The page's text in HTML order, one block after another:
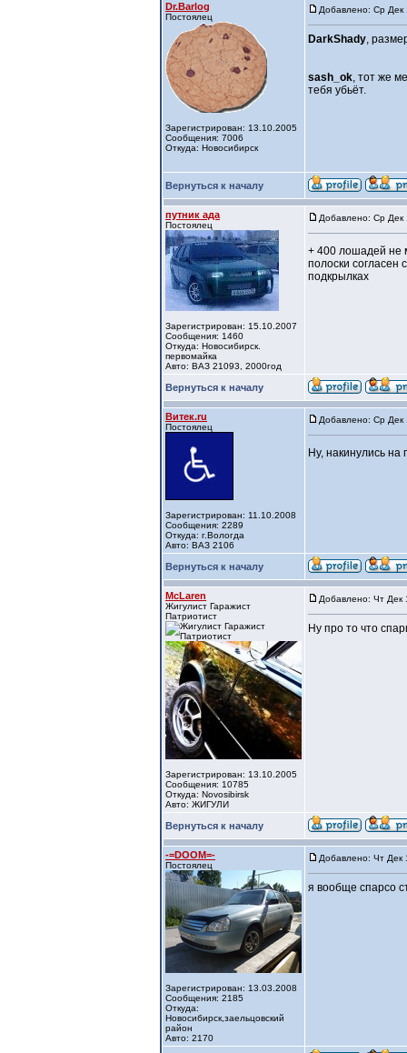
Dr.Barlog
Постоялец
Зарегистрирован: 13.10.2005
Сообщения: 7006
Откуда: Новосибирск
Добавлено: Ср Дек
DarkShady,
sash_ok, тот же
тебя убьёт.
Вернуться к началу
путник ада
Постоялец
Зарегистрирован: 15.10.2007
Сообщения: 1460
Откуда: Новосибирск.
первомайка
Авто: ВАЗ 21093, 2000год
Добавлено: Ср Дек
+ 400 лошадей
полоски согласен
подкрылках
Вернуться к началу
Витек.ru
Постоялец
Зарегистрирован: 11.10.2008
Сообщения: 2289
Откуда: г.Вологда
Авто: ВАЗ 2106
Добавлено: Ср Дек
Ну, накинулись
Вернуться к началу
McLaren
Жигулист Гаражист
Патриотист
Зарегистрирован: 13.10.2005
Сообщения: 10785
Откуда: Novosibirsk
Авто: ЖИГУЛИ
Добавлено: Чт Дек
Ну про то что
Вернуться к началу
-=DOOM=-
Постоялец
Зарегистрирован: 13.03.2008
Сообщения: 2185
Откуда:
Новосибирск,заельцовский
район
Авто: 2170
Добавлено: Чт Дек
я вообще спарсо